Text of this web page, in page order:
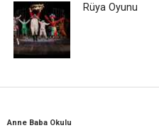
Rüya Oyunu
Anne Baba Okulu